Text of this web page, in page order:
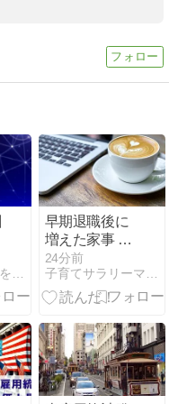
米株で長期投資を楽しもう！
早期退職後に
増えた家事 買
い物と料理
24分前
子育てサラリーマン世代の株主優待作戦